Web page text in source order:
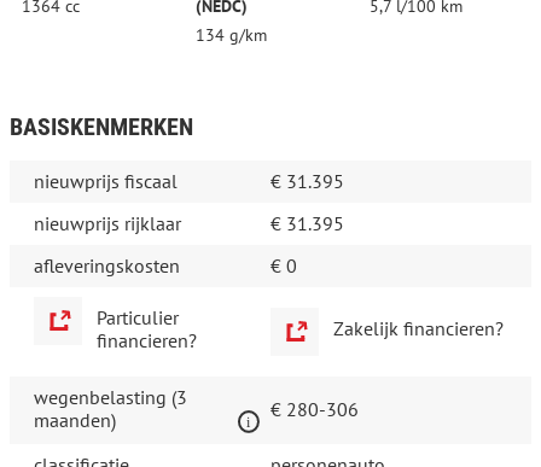
1364 cc
(NEDC)
134 g/km
5,7 l/100 km
BASISKENMERKEN
nieuwprijs fiscaal
€ 31.395
nieuwprijs rijklaar
€ 31.395
afleveringskosten
€ 0
Particulier
financieren?
Zakelijk financieren?
wegenbelasting (3
maanden)
€ 280-306